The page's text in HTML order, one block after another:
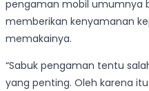
pengaman mobil umumnya
memberikan kenyamanan
memakainya.
“Sabuk pengaman tentu
yang penting. Oleh karena